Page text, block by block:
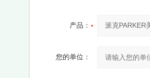
产品：
您的单位：